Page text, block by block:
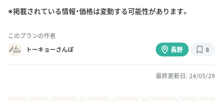
※掲載されている情報・価格は変動する可能性があります。
このプランの作者
トーキョーさんぽ
長野 8
最終更新日: 24/05/29